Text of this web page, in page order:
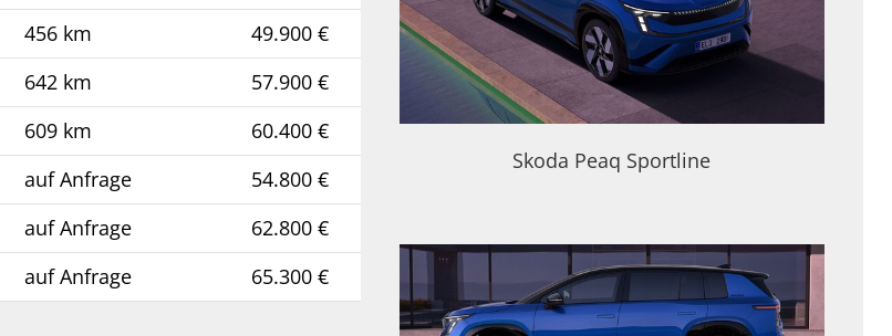
456 km
49.900 €
642 km
57.900 €
609 km
60.400 €
auf Anfrage
54.800 €
auf Anfrage
62.800 €
auf Anfrage 65.300 €
Skoda Peaq Sportline